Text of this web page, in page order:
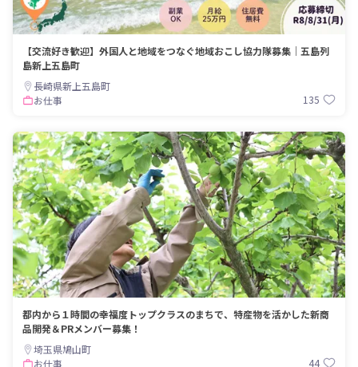
【交流好き歓迎】外国人と地域をつなぐ地域おこし協力隊募集｜五島列
島新上五島町
長崎県新上五島町
お仕事
135
都内から１時間の幸福度トップクラスのまちで、特産物を活かした新商
品開発＆PRメンバー募集！
埼玉県鳩山町
お仕事
44